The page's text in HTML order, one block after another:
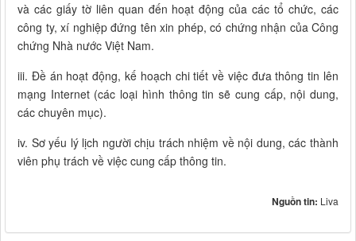
và các giấy tờ liên quan đến hoạt động của các tổ chức, các
công ty, xí nghiệp đứng tên xin phép, có chứng nhận của Công
chứng Nhà nước Việt Nam.
iii. Đề án hoạt động, kế hoạch chi tiết về việc đưa thông tin lên
mạng Internet (các loại hình thông tin sẽ cung cấp, nội dung,
các chuyên mục).
iv. Sơ yếu lý lịch người chịu trách nhiệm về nội dung, các thành
viên phụ trách về việc cung cấp thông tin.
Nguồn tin: Liva